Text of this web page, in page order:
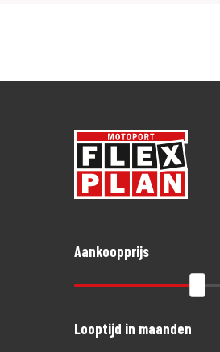
Aankoopprijs
Looptijd in maanden